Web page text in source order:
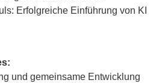
Erfolgreiche Einführung von KI
und gemeinsame Entwicklung